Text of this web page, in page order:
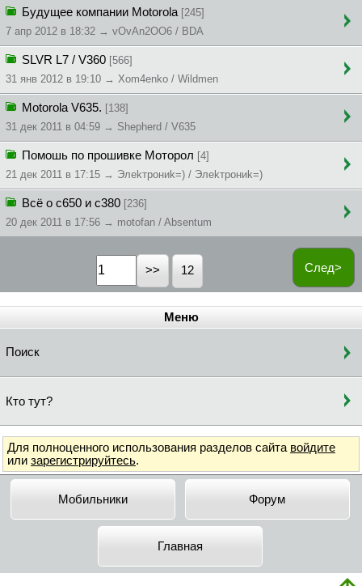
Будущее компании Motorola [245]
7 апр 2012 в 18:32 → vOvAn2OO6 / BDA
SLVR L7 / V360 [566]
31 янв 2012 в 19:10 → Xom4enko / Wildmen
Motorola V635. [138]
31 дек 2011 в 04:59 → Shepherd / V635
Помошь по прошивке Моторол [4]
21 дек 2011 в 17:15 → Элekтpoниk=) / Элekтpoниk=)
Всё о с650 и с380 [236]
20 дек 2011 в 17:56 → motofan / Absentum
След>
12
Меню
Поиск
Кто тут?
Для полноценного использования разделов сайта войдите
или зарегистрируйтесь.
Мобильники Форум
Главная